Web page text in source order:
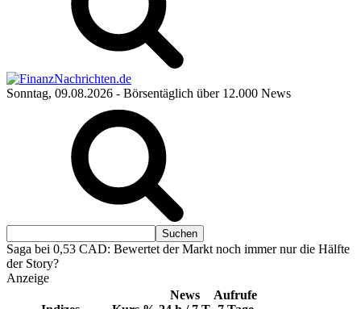
Sonntag, 09.08.2026 - Börsentäglich über 12.000 News
Saga bei 0,53 CAD: Bewertet der Markt noch immer nur die Hälfte
der Story?
Anzeige
News
Aufrufe